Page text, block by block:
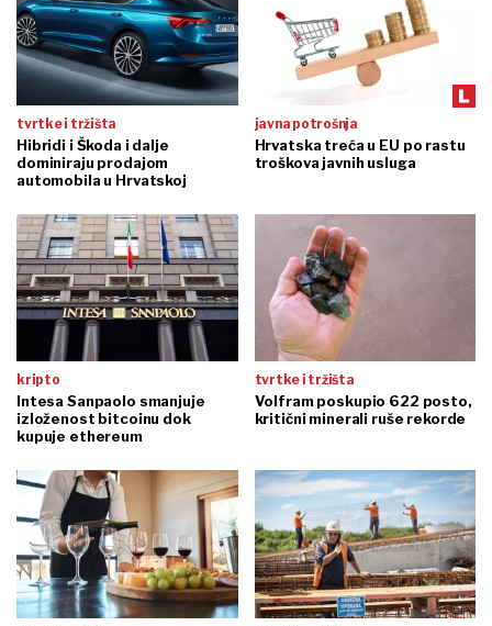
tvrtke i tržišta
Hibridi i Škoda i dalje
dominiraju prodajom
automobila u Hrvatskoj
javna potrošnja
Hrvatska treća u EU po rastu
troškova javnih usluga
kripto
Intesa Sanpaolo smanjuje
izloženost bitcoinu dok
kupuje ethereum
tvrtke i tržišta
Volfram poskupio 622 posto,
kritični minerali ruše rekorde